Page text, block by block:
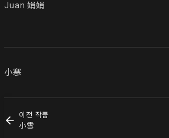
Juan 娟娟
小寒
이전 작품
小雪